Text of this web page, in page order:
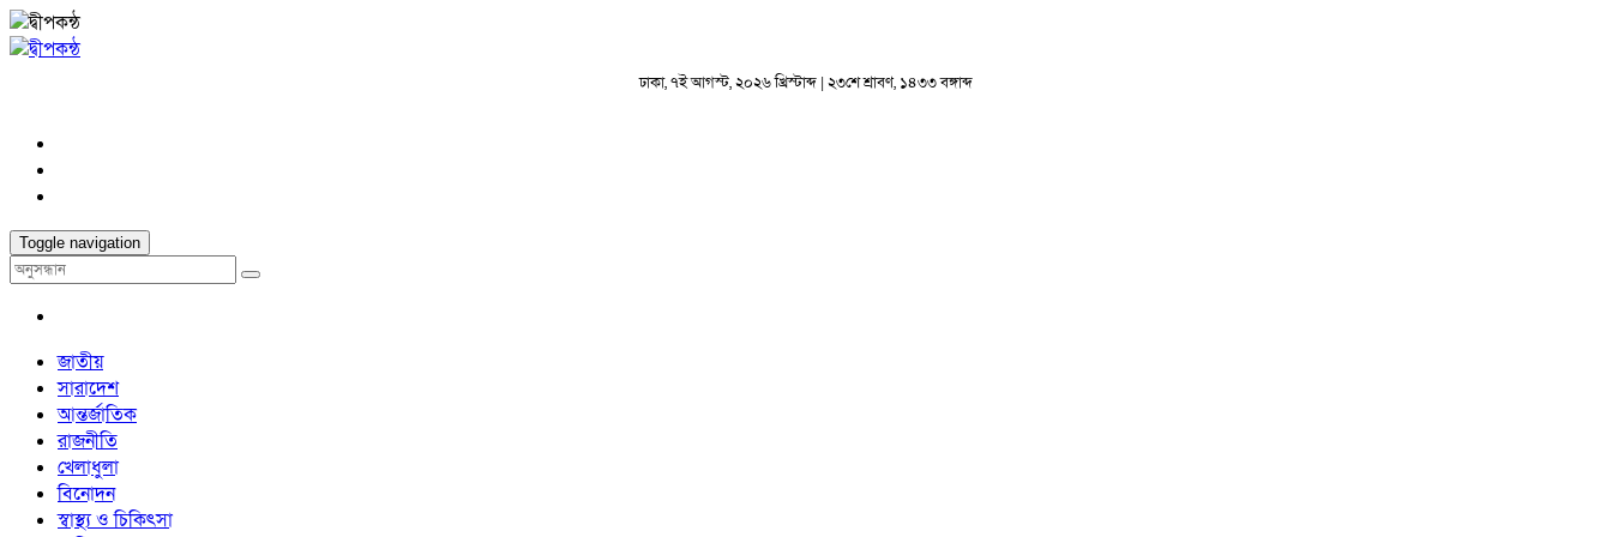
ঢাকা, ৭ই আগস্ট, ২০২৬ খ্রিস্টাব্দ | ২৩শে শ্রাবণ, ১৪৩৩ বঙ্গাব্দ
Toggle navigation
জাতীয়
সারাদেশ
আন্তর্জাতিক
রাজনীতি
খেলাধুলা
বিনোদন
স্বাস্থ্য ও চিকিৎসা